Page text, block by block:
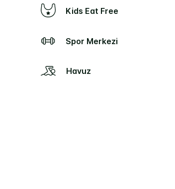
Kids Eat Free
Spor Merkezi
Havuz